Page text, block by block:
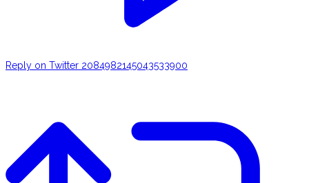
Reply on Twitter 2084982145043533900